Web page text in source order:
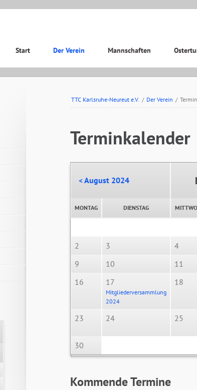
Start Der Verein Mannschaften
TTC Karlsruhe-Neureut e.V. / Der Verein /
Terminkalender
< August 2024
MONTAG DIENSTAG
2
3 4
9
10 11
16
17
Mitgliederversammlung
2024
18
23 24 25
30
Kommende Termine